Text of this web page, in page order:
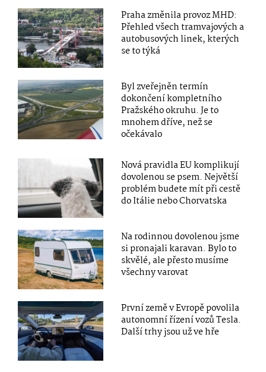
Praha změnila provoz MHD:
Přehled všech tramvajových a
autobusových linek, kterých
se to týká
Byl zveřejněn termín
dokončení kompletního
Pražského okruhu. Je to
mnohem dříve, než se
očekávalo
Nová pravidla EU komplikují
dovolenou se psem. Největší
problém budete mít při cestě
do Itálie nebo Chorvatska
Na rodinnou dovolenou jsme
si pronajali karavan. Bylo to
skvělé, ale přesto musíme
všechny varovat
První země v Evropě povolila
autonomní řízení vozů Tesla.
Další trhy jsou už ve hře